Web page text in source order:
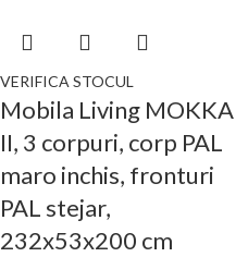
VERIFICA STOCUL
Mobila Living MOKKA
II, 3 corpuri, corp PAL
maro inchis, fronturi
PAL stejar,
232x53x200 cm